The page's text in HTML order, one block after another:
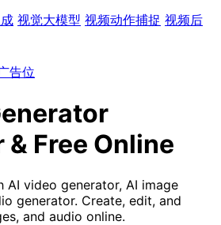
视觉大模型 视频动作捕捉 视频后
Free Online
video generator, AI image
generator. Create, edit, and
and audio online.